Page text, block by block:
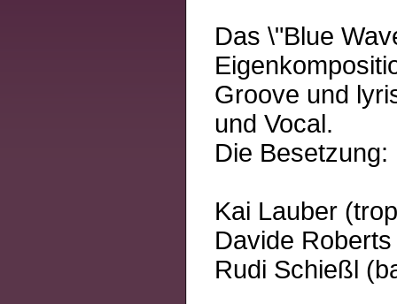
Das \"Blue
Groove und
und Vocal.
Die Besetzung:
Kai Lauber
Davide
Rudi Schießl